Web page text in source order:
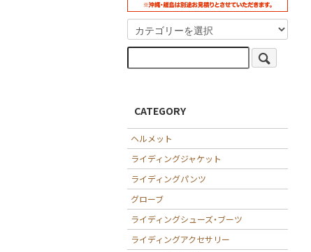
CATEGORY
ヘルメット
ライディングジャケット
ライディングパンツ
グローブ
ライディングシューズ・ブーツ
ライディングアクセサリー